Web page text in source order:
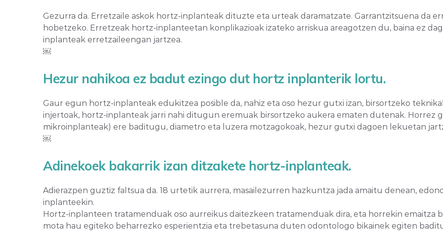
Gezurra da. Erretzaile askok hortz-inplanteak dituzte eta urteak daramatzate. Garrantzitsuena da
hobetzeko. Erretzeak hortz-inplanteetan konplikazioak izateko arriskua areagotzen du, baina ez
inplanteak erretzaileengan jartzea.
￼
Hezur nahikoa ez badut ezingo dut hortz inplanterik lortu.
Gaur egun hortz-inplanteak edukitzea posible da, nahiz eta oso hezur gutxi izan, birsortzeko
injertoak, hortz-inplanteak jarri nahi ditugun eremuak birsortzeko aukera ematen dutenak. Horrez
mikroinplanteak) ere baditugu, diametro eta luzera motzagokoak, hezur gutxi dagoen lekuetan
￼
Adinekoek bakarrik izan ditzakete hortz-inplanteak.
Adierazpen guztiz faltsua da. 18 urtetik aurrera, masailezurren hazkuntza jada amaitu denean,
inplanteekin.
Hortz-inplanteen tratamenduak oso aurreikus daitezkeen tratamenduak dira, eta horrekin
mota hau egiteko beharrezko esperientzia eta trebetasuna duten odontologo bikainek egiten